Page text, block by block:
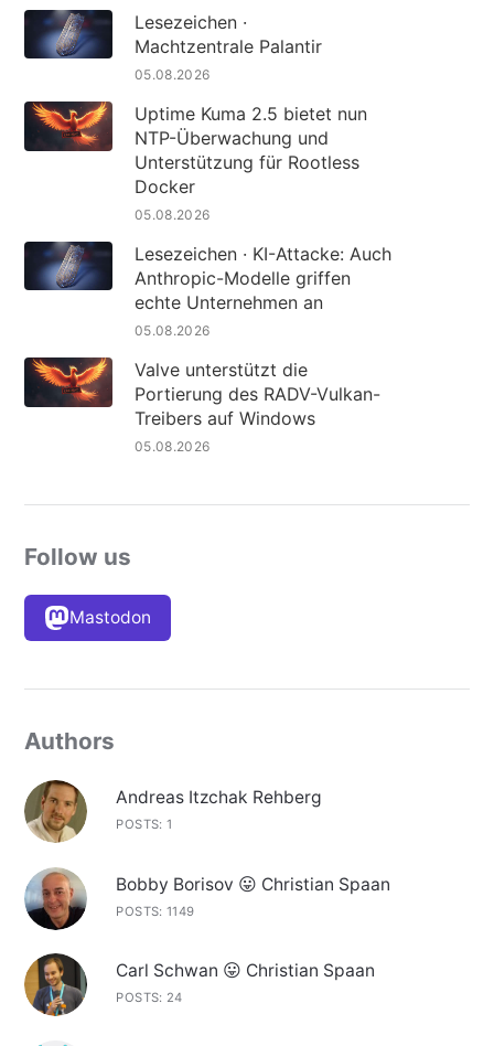
Lesezeichen ·
Machtzentrale Palantir
05.08.2026
Uptime Kuma 2.5 bietet nun
NTP-Überwachung und
Unterstützung für Rootless
Docker
05.08.2026
Lesezeichen · KI-Attacke: Auch
Anthropic-Modelle griffen
echte Unternehmen an
05.08.2026
Valve unterstützt die
Portierung des RADV-Vulkan-
Treibers auf Windows
05.08.2026
Follow us
Mastodon
Authors
Andreas Itzchak Rehberg
POSTS: 1
Bobby Borisov 😛 Christian Spaan
POSTS: 1149
Carl Schwan 😛 Christian Spaan
POSTS: 24